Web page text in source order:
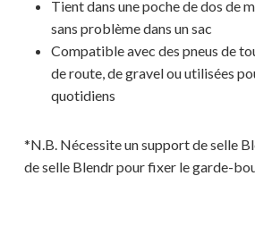
Tient dans une poche de dos de
sans problème dans un sac
Compatible avec des pneus de
de route, de gravel ou utilisées
quotidiens
*N.B. Nécessite un support de selle
de selle Blendr pour fixer le garde-